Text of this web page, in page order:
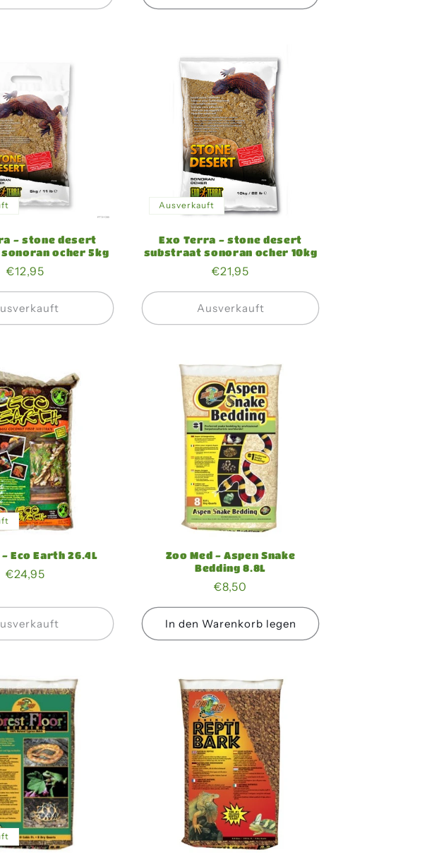
- stone desert
ocher 5kg
Normaler
Preis
€12,95
Ausverkauft
Exo Terra - stone desert
substraat sonoran ocher 10kg
Normaler
Preis
€21,95
Ausverkauft
- Eco Earth 26.4L
Normaler
€24,95
Zoo Med - Aspen Snake
Bedding 8.8L
Normaler
Preis
€8,50
In den Warenkorb legen